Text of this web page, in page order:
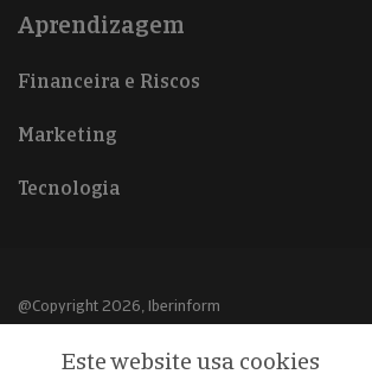
Aprendizagem
Financeira e Riscos
Marketing
Tecnologia
@Copyright 2026, Iberinform
Aviso legalEste website usa cookies